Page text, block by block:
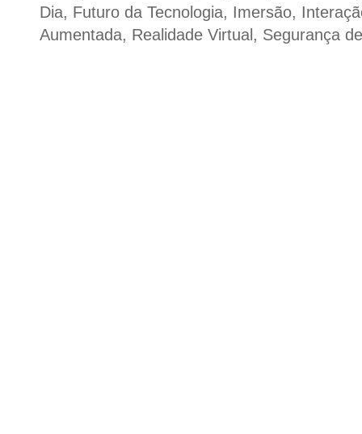
Dia, Futuro da Tecnologia, Imersão,
Aumentada, Realidade Virtual , Segurança